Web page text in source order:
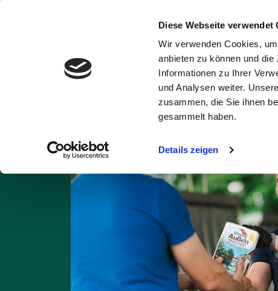
Diese Webseite verwendet
Wir verwenden Cookies,
anbieten zu können und
Informationen zu Ihrer
und Analysen weiter.
zusammen, die Sie ihnen
gesammelt haben.
Details zeigen
Abfälle und
Wertstoffe
Startseite Abfall ABC